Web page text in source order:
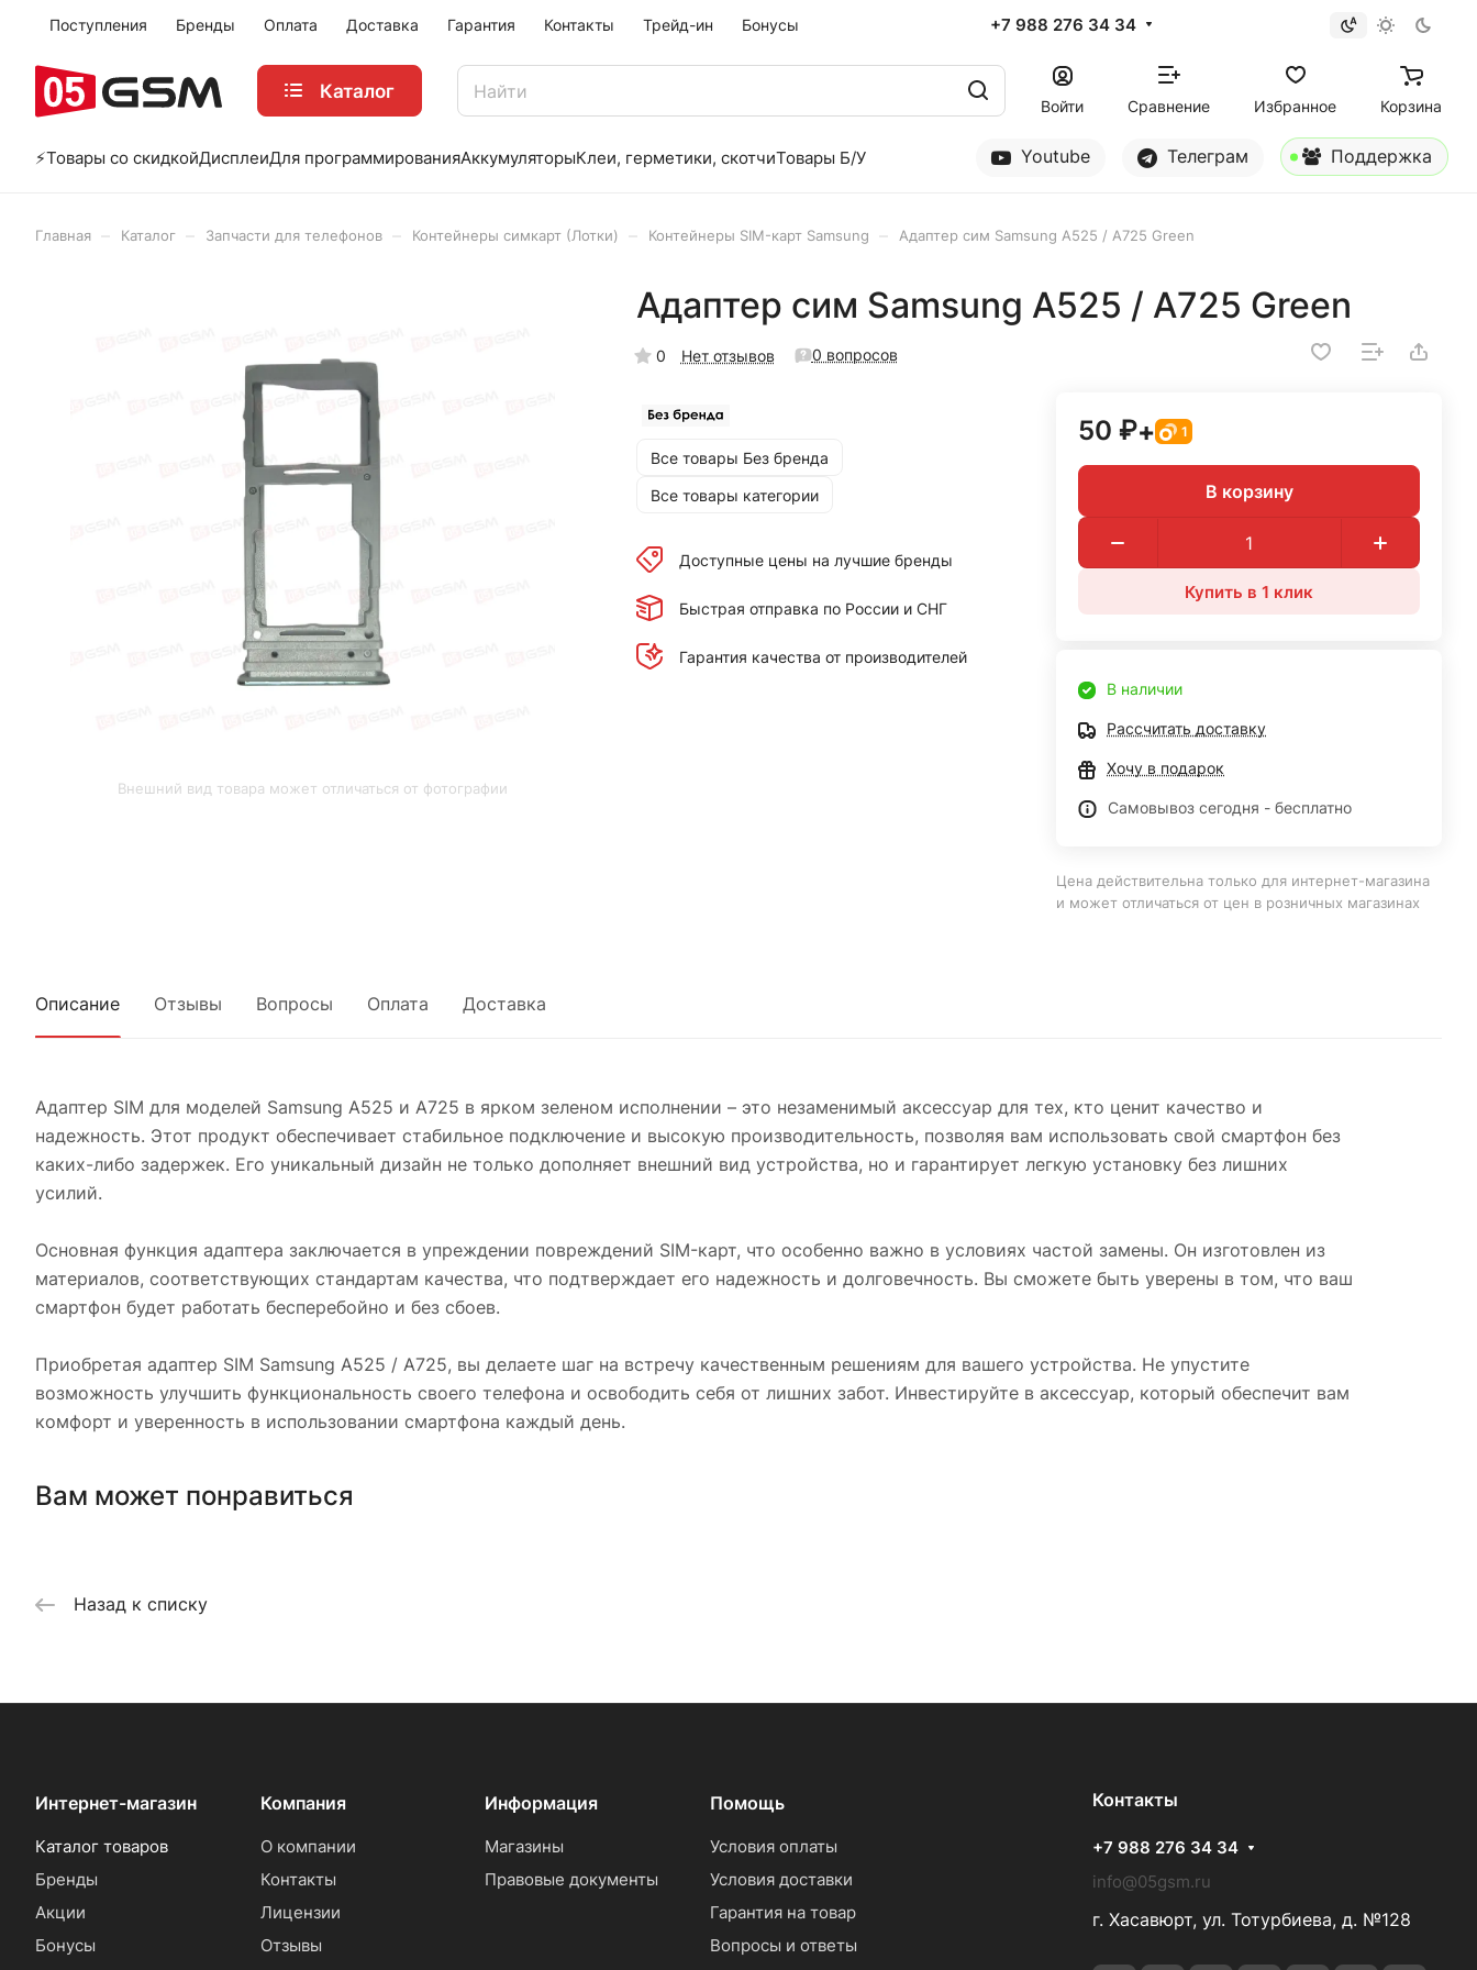
Поступления Бренды Оплата Доставка Гарантия Контакты Трейд-ин Бонусы +7 988 276 34 34
Каталог
Войти Сравнение Избранное Корзина
⚡️Товары со скидкойДисплеиДля программированияАккумуляторыКлеи, герметики, скотчиТовары Б/У Youtube Телеграм Поддержка
Главная Каталог Запчасти для телефонов Контейнеры симкарт (Лотки) Контейнеры SIM-карт Samsung Адаптер сим Samsung A525 / A725 Green
Внешний вид товара может отличаться от фотографии
Адаптер сим Samsung A525 / A725 Green
0 Нет отзывов 0 вопросов
Все товары Без бренда
Все товары категории
Доступные цены на лучшие бренды
Быстрая отправка по России и СНГ
Гарантия качества от производителей
50 ₽+ 1
В корзину
Купить в 1 клик
В наличии
Рассчитать доставку
Хочу в подарок
Самовывоз сегодня - бесплатно
Цена действительна только для интернет-магазина
и может отличаться от цен в розничных магазинах
Описание Отзывы Вопросы Оплата Доставка
Адаптер SIM для моделей Samsung A525 и A725 в ярком зеленом исполнении – это незаменимый аксессуар для тех, кто ценит качество и
надежность. Этот продукт обеспечивает стабильное подключение и высокую производительность, позволяя вам использовать свой смартфон без
каких-либо задержек. Его уникальный дизайн не только дополняет внешний вид устройства, но и гарантирует легкую установку без лишних
усилий.
Основная функция адаптера заключается в упреждении повреждений SIM-карт, что особенно важно в условиях частой замены. Он изготовлен из
материалов, соответствующих стандартам качества, что подтверждает его надежность и долговечность. Вы сможете быть уверены в том, что ваш
смартфон будет работать бесперебойно и без сбоев.
Приобретая адаптер SIM Samsung A525 / A725, вы делаете шаг на встречу качественным решениям для вашего устройства. Не упустите
возможность улучшить функциональность своего телефона и освободить себя от лишних забот. Инвестируйте в аксессуар, который обеспечит вам
комфорт и уверенность в использовании смартфона каждый день.
Вам может понравиться
Назад к списку
Интернет-магазин
Каталог товаров
Бренды
Акции
Бонусы
Компания
О компании
Контакты
Лицензии
Отзывы
Информация
Магазины
Правовые документы
Помощь
Условия оплаты
Условия доставки
Гарантия на товар
Вопросы и ответы
Контакты
+7 988 276 34 34
info@05gsm.ru
г. Хасавюрт, ул. Тотурбиева, д. №128